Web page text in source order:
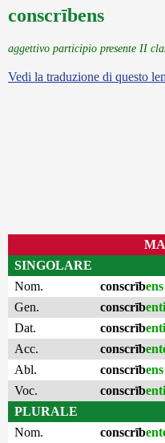
conscrībens
aggettivo participio presente II
Vedi la traduzione di questo
SINGOLARE
Nom.
conscrībens
Gen.
conscrīb
Dat.
conscrībenti
Acc.
conscrīb
Abl.
conscrībens
Voc.
conscrībenti
PLURALE
Nom.
conscrīb